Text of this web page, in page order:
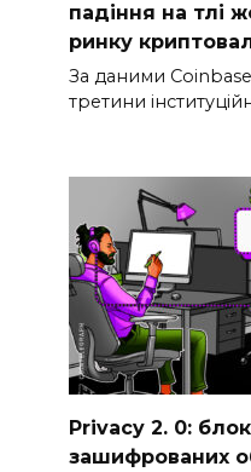
падіння на тлі
ринку
За даними
третини
Privacy 2. 0:
зашифрованих